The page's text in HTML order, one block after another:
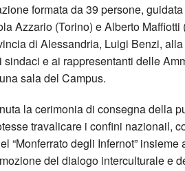
formata da 39 persone,
Azzario (Torino) e Alberto
di Alessandria, Luigi Benzi,
sindaci e ai rappresentanti delle
sala del Campus.
la cerimonia di consegna della
travalicare i confini nazionail,
“Monferrato degli Infernot”
del dialogo interculturale e